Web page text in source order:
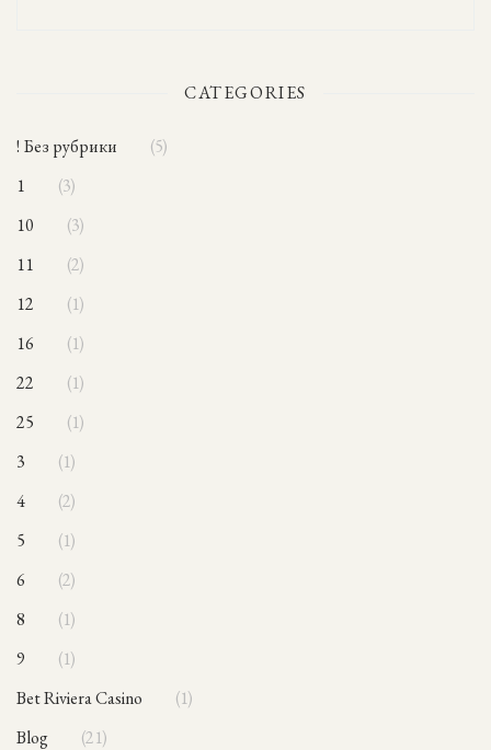
CATEGORIES
! Без рубрики
5
1
3
10
3
11
2
12
1
16
1
22
1
25
1
3
1
4
2
5
1
6
2
8
1
9
1
Bet Riviera Casino
1
blog
21